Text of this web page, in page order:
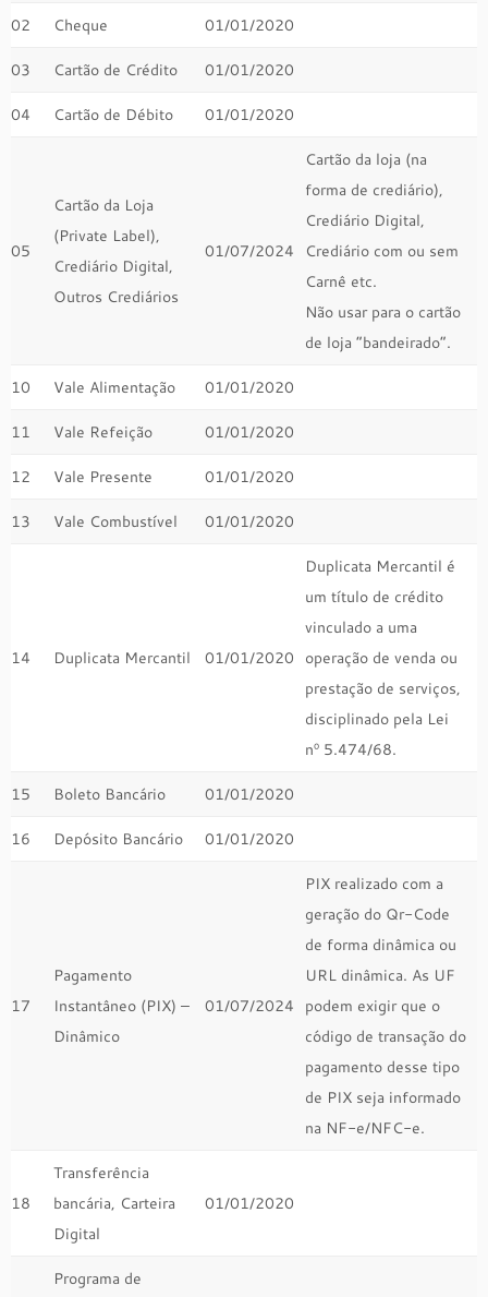
02 Cheque 01/01/2020
03 Cartão de Crédito 01/01/2020
04 Cartão de Débito 01/01/2020
05
Cartão da Loja
(Private Label),
Crediário Digital,
Outros Crediários
01/07/2024
Cartão da loja (na
forma de crediário),
Crediário Digital,
Crediário com ou sem
Carnê etc.
Não usar para o cartão
de loja “bandeirado”.
10 Vale Alimentação 01/01/2020
11 Vale Refeição 01/01/2020
12 Vale Presente 01/01/2020
13 Vale Combustível 01/01/2020
14 Duplicata Mercantil 01/01/2020
Duplicata Mercantil é
um título de crédito
vinculado a uma
operação de venda ou
prestação de serviços,
disciplinado pela Lei
nº 5.474/68.
15 Boleto Bancário 01/01/2020
16 Depósito Bancário 01/01/2020
17
Pagamento
Instantâneo (PIX) –
Dinâmico
01/07/2024
PIX realizado com a
geração do Qr-Code
de forma dinâmica ou
URL dinâmica. As UF
podem exigir que o
código de transação do
pagamento desse tipo
de PIX seja informado
na NF-e/NFC-e.
18
Transferência
bancária, Carteira
Digital
01/01/2020
Programa de